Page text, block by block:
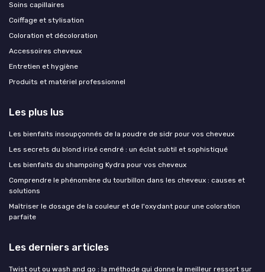
Soins capillaires
Coiffage et stylisation
Coloration et décoloration
Accessoires cheveux
Entretien et hygiène
Produits et matériel professionnel
Les plus lus
Les bienfaits insoupçonnés de la poudre de sidr pour vos cheveux
Les secrets du blond irisé cendré : un éclat subtil et sophistiqué
Les bienfaits du shampoing Kydra pour vos cheveux
Comprendre le phénomène du tourbillon dans les cheveux : causes et
solutions
Maîtriser le dosage de la couleur et de l'oxydant pour une coloration
parfaite
Les derniers articles
Twist out ou wash and go : la méthode qui donne le meilleur ressort sur